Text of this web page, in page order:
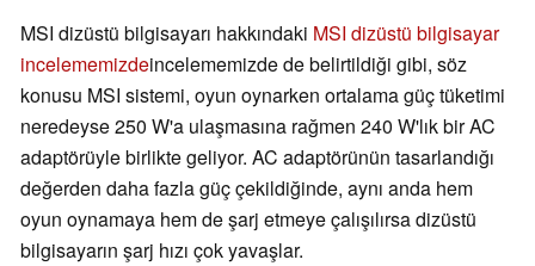
MSI dizüstü bilgisayarı hakkındaki MSI dizüstü bilgisayar
incelememizdeincelememizde de belirtildiği gibi, söz
konusu MSI sistemi, oyun oynarken ortalama güç tüketimi
neredeyse 250 W'a ulaşmasına rağmen 240 W'lık bir AC
adaptörüyle birlikte geliyor. AC adaptörünün tasarlandığı
değerden daha fazla güç çekildiğinde, aynı anda hem
oyun oynamaya hem de şarj etmeye çalışılırsa dizüstü
bilgisayarın şarj hızı çok yavaşlar.